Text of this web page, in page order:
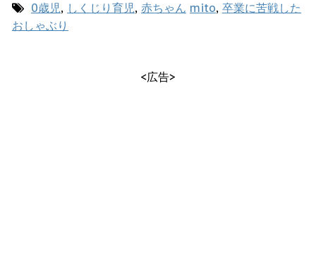
0歳児, しくじり育児, 赤ちゃん mito, 卒業に苦戦した
おしゃぶり
<広告>